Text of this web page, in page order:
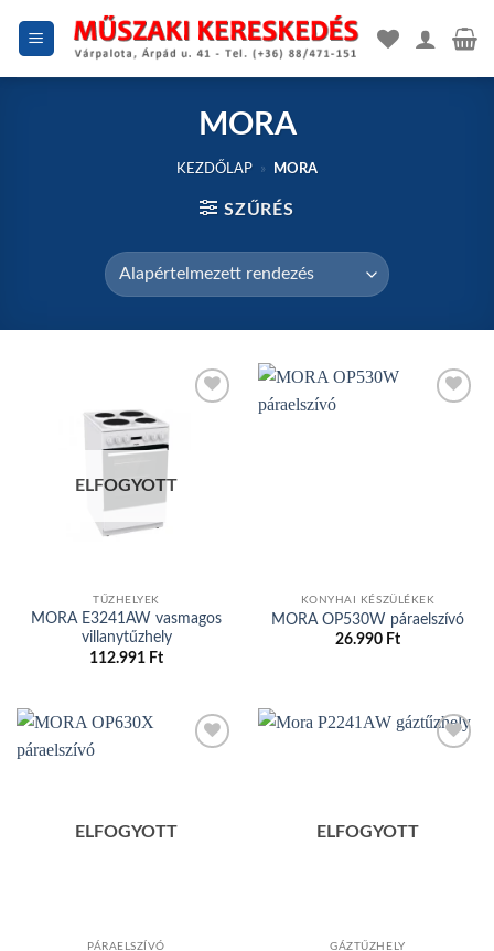
MORA
KEZDŐLAP » MORA
SZŰRÉS
ELFOGYOTT
TŰZHELYEK
MORA E3241AW vasmagos
villanytűzhely
112.991 Ft
KONYHAI KÉSZÜLÉKEK
MORA OP530W páraelszívó
26.990 Ft
ELFOGYOTT
PÁRAELSZÍVÓ
ELFOGYOTT
GÁZTŰZHELY